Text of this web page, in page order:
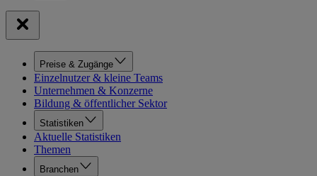
Preise & Zugänge
Einzelnutzer & kleine Teams
Unternehmen & Konzerne
Bildung & öffentlicher Sektor
Statistiken
Aktuelle Statistiken
Themen
Branchen